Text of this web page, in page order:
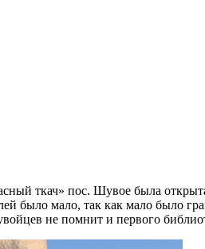
ткач» пос. Шувое была
было мало, так как мало было
не помнит и первого